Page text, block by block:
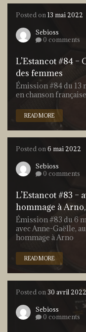
Posted on13 mai 2022
Sebioss
0 comments
L’Estancot #84 –
des femmes
Émission #84 du 13
en chanson
READ MORE
Posted on6 mai 2022
Sebioss
0 comments
L’Estancot #83
hommage à
Émission #83 du 6
avec Anne-Gaëlle,
hommage à Arno
READ MORE
Posted on30 avril 2022
Sebioss
0 comments